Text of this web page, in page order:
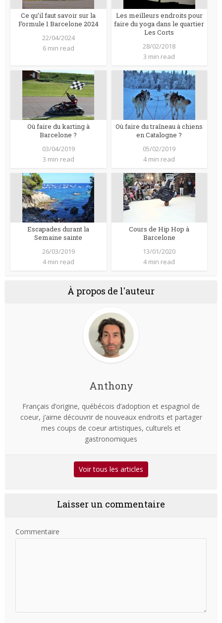
Ce qu’il faut savoir sur la
Formule 1 Barcelone 2024
22/04/2024
6 min read
Les meilleurs endroits pour
faire du yoga dans le quartier
Les Corts
28/02/2018
3 min read
Où faire du karting à
Barcelone ?
03/04/2019
3 min read
Où faire du traîneau à chiens
en Catalogne ?
05/02/2019
4 min read
Escapades durant la
Semaine sainte
26/03/2019
4 min read
Cours de Hip Hop à
Barcelone
13/01/2020
4 min read
À propos de l'auteur
Anthony
Français d’origine, québécois d’adoption et espagnol de
coeur, j’aime découvrir de nouveaux endroits et partager
mes coups de coeur artistiques, culturels et
gastronomiques
Voir tous les articles
Laisser un commentaire
Commentaire